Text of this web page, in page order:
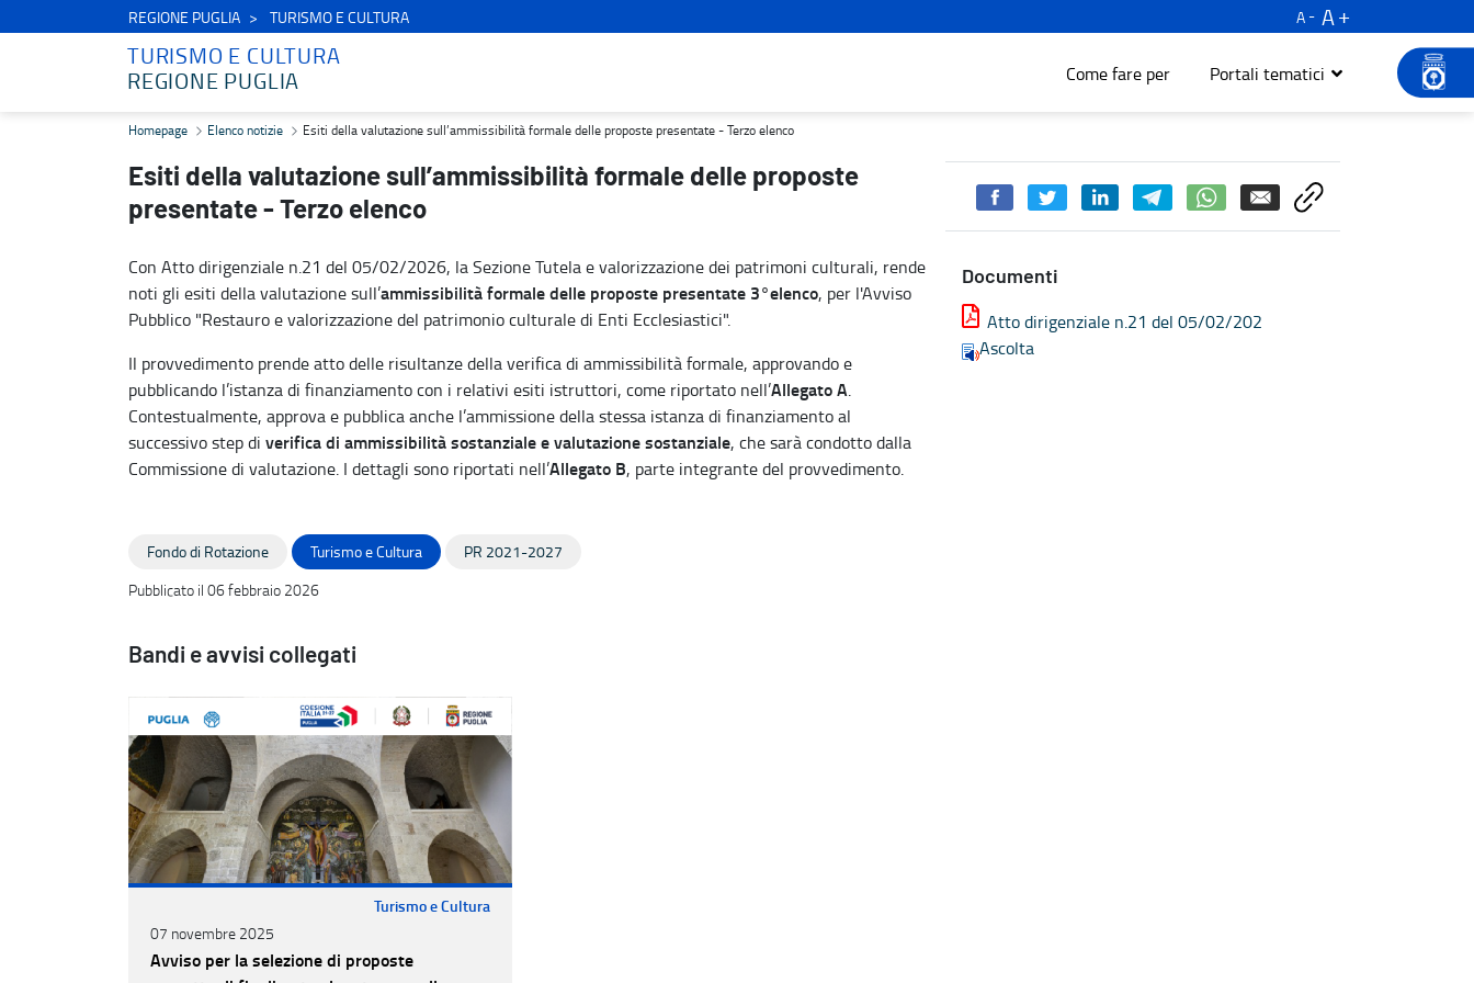
REGIONE PUGLIA TURISMO E CULTURA A
A
TURISMO E CULTURA
REGIONE PUGLIA
Come fare per Portali tematici
Esiti della valutazione sull’ammissibilità formale delle proposte presentate - Terzo elenco - Turismo e cultura
Homepage Elenco notizie Esiti della valutazione sull’ammissibilità formale delle proposte presentate - Terzo elenco
Esiti della valutazione sull’ammissibilità formale delle proposte
presentate - Terzo elenco
Con Atto dirigenziale n.21 del 05/02/2026, la Sezione Tutela e valorizzazione dei patrimoni culturali, rende
noti gli esiti della valutazione sull’ammissibilità formale delle proposte presentate 3°elenco, per l'Avviso
Pubblico "Restauro e valorizzazione del patrimonio culturale di Enti Ecclesiastici".
Il provvedimento prende atto delle risultanze della verifica di ammissibilità formale, approvando e
pubblicando l’istanza di finanziamento con i relativi esiti istruttori, come riportato nell’Allegato A.
Contestualmente, approva e pubblica anche l’ammissione della stessa istanza di finanziamento al
successivo step di verifica di ammissibilità sostanziale e valutazione sostanziale, che sarà condotto dalla
Commissione di valutazione. I dettagli sono riportati nell’Allegato B, parte integrante del provvedimento.
Documenti
Atto dirigenziale n.21 del 05/02/202
Ascolta
Fondo di Rotazione Turismo e Cultura
PR 2021-2027
Pubblicato il 06 febbraio 2026
Bandi e avvisi collegati
Turismo e Cultura
07 novembre 2025
Avviso per la selezione di proposte